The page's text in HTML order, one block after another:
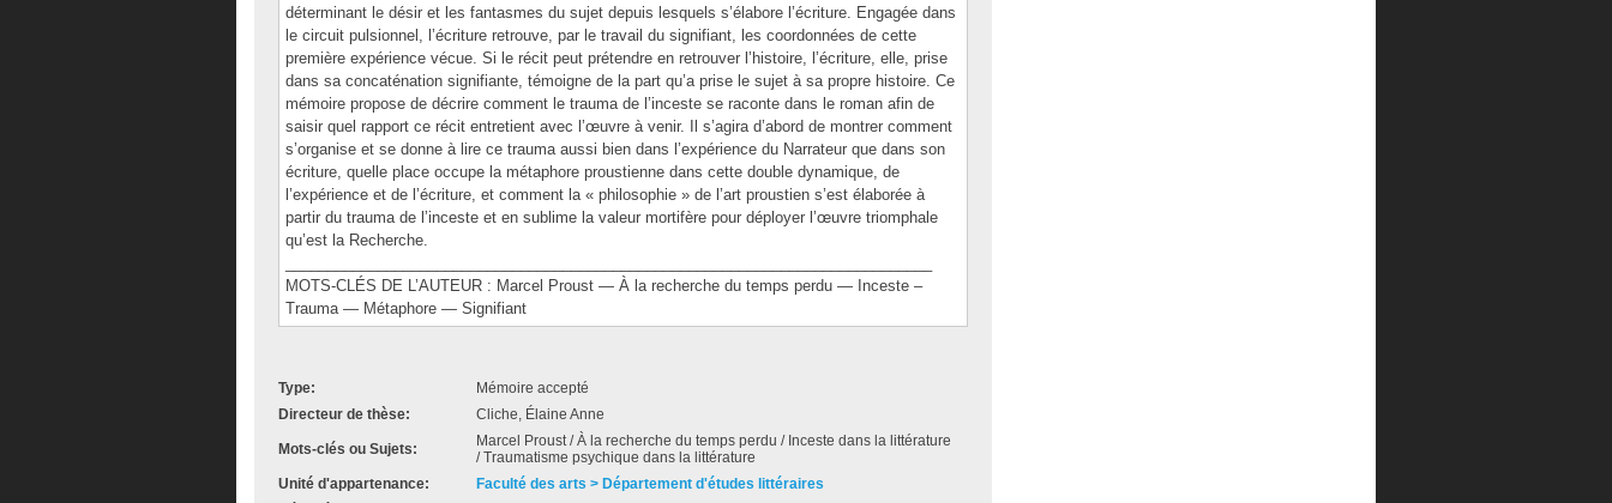
déterminant le désir et les fantasmes du sujet depuis lesquels s’élabore l’écriture. Engagée dans
le circuit pulsionnel, l’écriture retrouve, par le travail du signifiant, les coordonnées de cette
première expérience vécue. Si le récit peut prétendre en retrouver l’histoire, l’écriture, elle, prise
dans sa concaténation signifiante, témoigne de la part qu’a prise le sujet à sa propre histoire. Ce
mémoire propose de décrire comment le trauma de l’inceste se raconte dans le roman afin de
saisir quel rapport ce récit entretient avec l’œuvre à venir. Il s’agira d’abord de montrer comment
s’organise et se donne à lire ce trauma aussi bien dans l’expérience du Narrateur que dans son
écriture, quelle place occupe la métaphore proustienne dans cette double dynamique, de
l’expérience et de l’écriture, et comment la « philosophie » de l’art proustien s’est élaborée à
partir du trauma de l’inceste et en sublime la valeur mortifère pour déployer l’œuvre triomphale
qu’est la Recherche.
MOTS-CLÉS DE L’AUTEUR : Marcel Proust — À la recherche du temps perdu — Inceste –
Trauma — Métaphore — Signifiant
Type:
Mémoire accepté
Directeur de thèse:
Cliche, Élaine Anne
Mots-clés ou Sujets:
Marcel Proust / À la recherche du temps perdu / Inceste dans la littérature
/ Traumatisme psychique dans la littérature
Unité d'appartenance:
Faculté des arts > Département d'études littéraires